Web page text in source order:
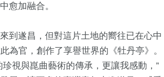
愈加融合。
到遂昌，但對這片土地的嚮往已在心中
為官，創作了享譽世界的《牡丹亭》。
視與崑曲藝術的傳承，更讓我感動，”
+